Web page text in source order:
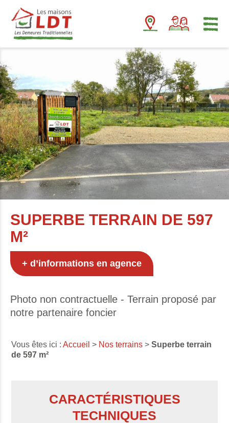
SUPERBE TERRAIN DE 597
M²
+ d’informations en agence
Photo non contractuelle - Terrain proposé par
notre partenaire foncier
Vous êtes ici :Accueil > Nos terrains >Superbe terrain
de 597 m²
CARACTÉRISTIQUES
TECHNIQUES